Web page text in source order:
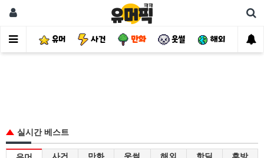
유머 사건 만화 웃썰 해외 핫
실시간 베스트